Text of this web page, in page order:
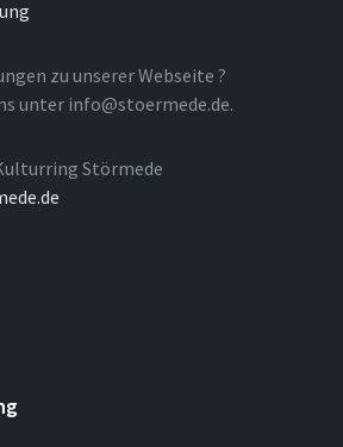
zu unserer Webseite ?
unter info@stoermede.de.
Störmede